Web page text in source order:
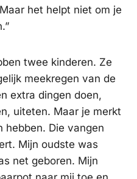
het helpt niet om je
twee kinderen. Ze
meekregen van de
extra dingen doen,
uiteten. Maar je merkt
hebben. Die vangen
Mijn oudste was
net geboren. Mijn